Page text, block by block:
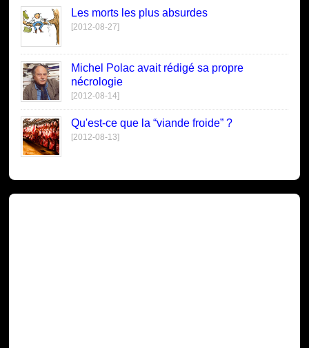
Les morts les plus absurdes
[2012-08-27]
Michel Polac avait rédigé sa propre
nécrologie
[2012-08-14]
Qu'est-ce que la “viande froide” ?
[2012-08-13]